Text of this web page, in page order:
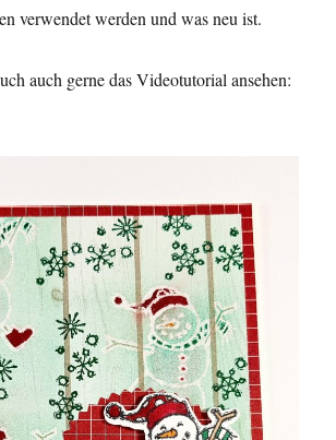
verwendet werden und was neu ist.
auch gerne das Videotutorial ansehen: